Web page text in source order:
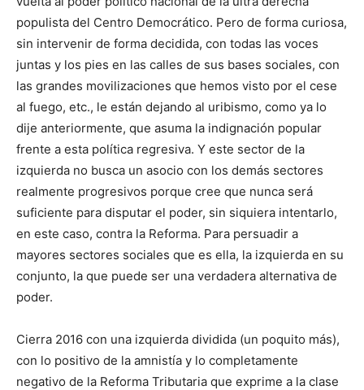
populista del Centro Democrático. Pero de forma curiosa,
sin intervenir de forma decidida, con todas las voces
juntas y los pies en las calles de sus bases sociales, con
las grandes movilizaciones que hemos visto por el cese
al fuego, etc., le están dejando al uribismo, como ya lo
dije anteriormente, que asuma la indignación popular
frente a esta política regresiva. Y este sector de la
izquierda no busca un asocio con los demás sectores
realmente progresivos porque cree que nunca será
suficiente para disputar el poder, sin siquiera intentarlo,
en este caso, contra la Reforma. Para persuadir a
mayores sectores sociales que es ella, la izquierda en su
conjunto, la que puede ser una verdadera alternativa de
poder.
Cierra 2016 con una izquierda dividida (un poquito más),
con lo positivo de la amnistía y lo completamente
negativo de la Reforma Tributaria que exprime a la clase